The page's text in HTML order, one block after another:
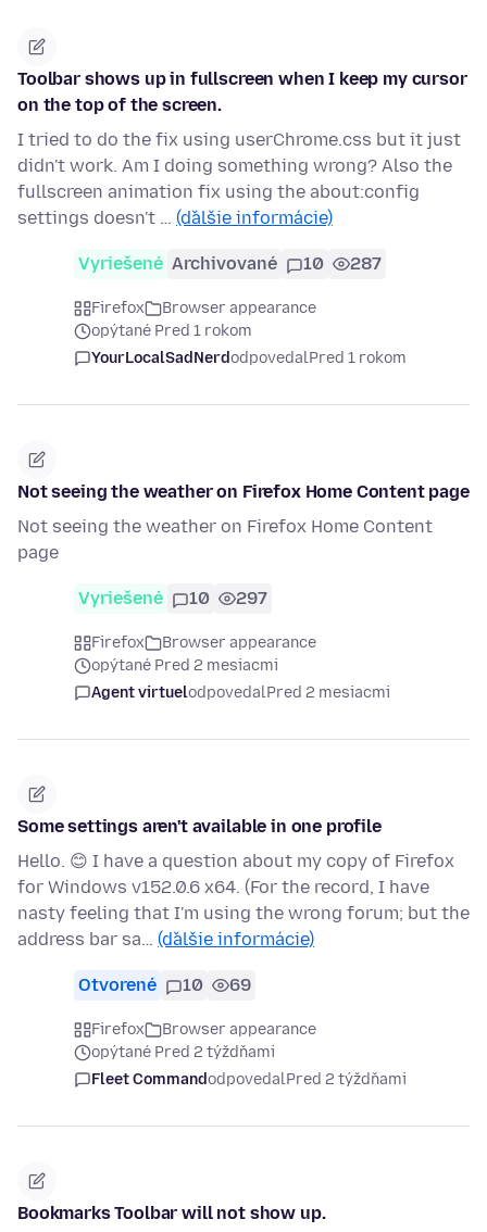
Toolbar shows up in fullscreen when I keep my cursor
on the top of the screen.
I tried to do the fix using userChrome.css but it just
didn't work. Am I doing something wrong? Also the
fullscreen animation fix using the about:config
settings doesn't … (ďalšie informácie)
Vyriešené Archivované 10 287
Firefox
Browser appearance
opýtané Pred 1 rokom
YourLocalSadNerdodpovedalPred 1 rokom
Not seeing the weather on Firefox Home Content page
Not seeing the weather on Firefox Home Content
page
Vyriešené 10 297
Firefox
Browser appearance
opýtané Pred 2 mesiacmi
Agent virtuelodpovedalPred 2 mesiacmi
Some settings aren't available in one profile
Hello. 😊 I have a question about my copy of Firefox
for Windows v152.0.6 x64. (For the record, I have
nasty feeling that I'm using the wrong forum; but the
address bar sa… (ďalšie informácie)
Otvorené 10 69
Firefox
Browser appearance
opýtané Pred 2 týždňami
Fleet CommandodpovedalPred 2 týždňami
Bookmarks Toolbar will not show up.